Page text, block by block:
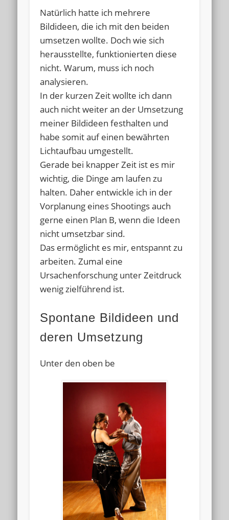
Natürlich hatte ich mehrere
Bildideen, die ich mit den beiden
umsetzen wollte. Doch wie sich
herausstellte, funktionierten diese
nicht. Warum, muss ich noch
analysieren.
In der kurzen Zeit wollte ich dann
auch nicht weiter an der Umsetzung
meiner Bildideen festhalten und
habe somit auf einen bewährten
Lichtaufbau umgestellt.
Gerade bei knapper Zeit ist es mir
wichtig, die Dinge am laufen zu
halten. Daher entwickle ich in der
Vorplanung eines Shootings auch
gerne einen Plan B, wenn die Ideen
nicht umsetzbar sind.
Das ermöglicht es mir, entspannt zu
arbeiten. Zumal eine
Ursachenforschung unter Zeitdruck
wenig zielführend ist.
Spontane Bildideen und
deren Umsetzung
Unter den oben be